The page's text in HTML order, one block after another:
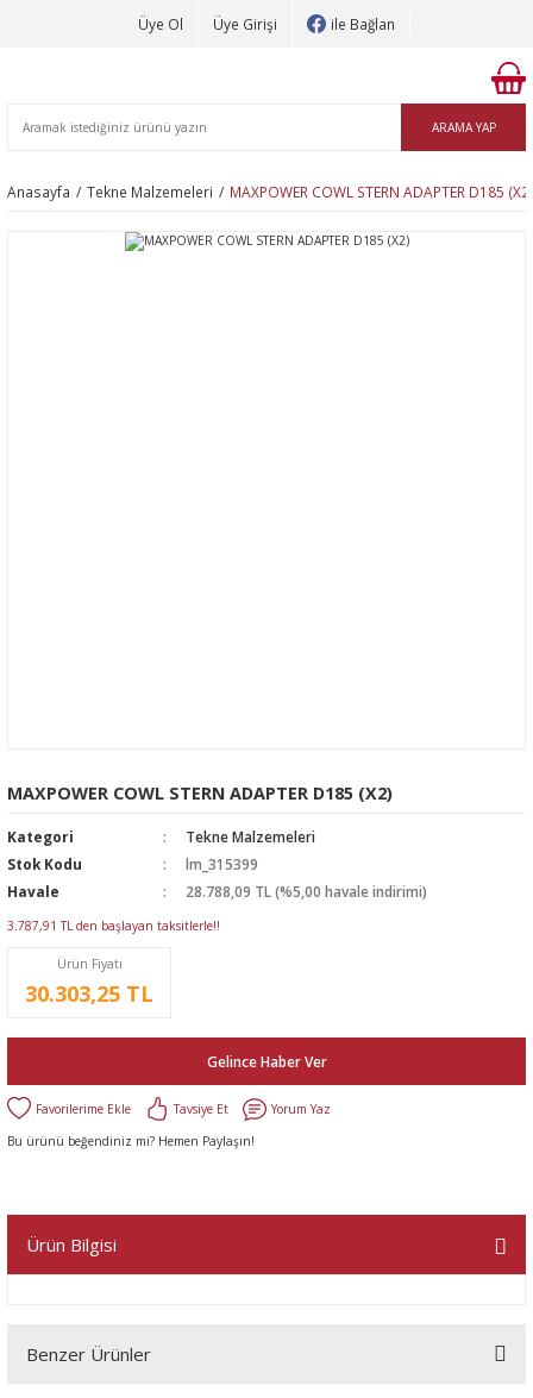
Üye Ol Üye Girişi ile Bağlan
ARAMA YAP
Anasayfa Tekne Malzemeleri MAXPOWER COWL STERN ADAPTER D185 (X2)
MAXPOWER COWL STERN ADAPTER D185 (X2)
Kategori
Tekne Malzemeleri
Stok Kodu
lm_315399
Havale
28.788,09 TL (%5,00 havale indirimi)
3.787,91 TL den başlayan taksitlerle!!
Ürün Fiyatı
30.303,25 TL
Gelince Haber Ver
Tavsiye Et
Yorum Yaz
Bu ürünü beğendiniz mi? Hemen Paylaşın!
Ürün Bilgisi
Benzer Ürünler